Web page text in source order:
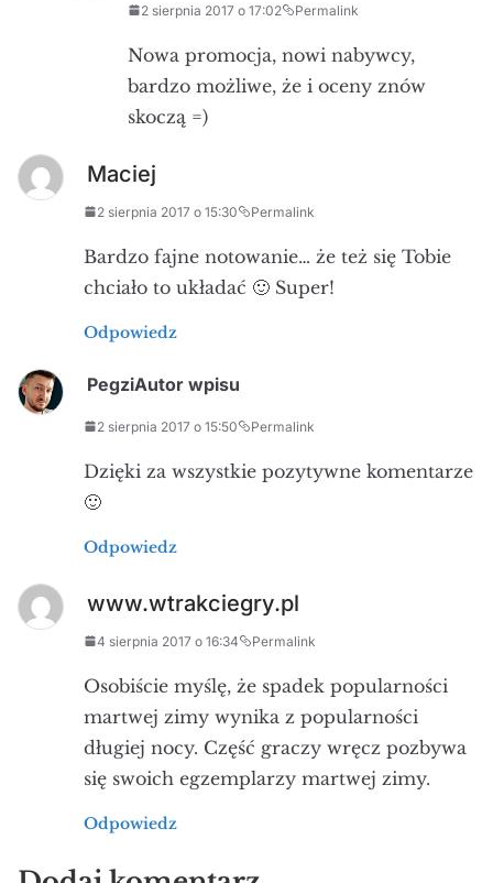
2 sierpnia 2017 o 17:02 Permalink
Nowa promocja, nowi nabywcy,
bardzo możliwe, że i oceny znów
skoczą =)
Maciej
2 sierpnia 2017 o 15:30 Permalink
Bardzo fajne notowanie… że też się Tobie
chciało to układać 🙂 Super!
Odpowiedz
PegziAutor wpisu
2 sierpnia 2017 o 15:50 Permalink
Dzięki za wszystkie pozytywne komentarze
🙂
Odpowiedz
www.wtrakciegry.pl
4 sierpnia 2017 o 16:34 Permalink
Osobiście myślę, że spadek popularności
martwej zimy wynika z popularności
długiej nocy. Część graczy wręcz pozbywa
się swoich egzemplarzy martwej zimy.
Odpowiedz